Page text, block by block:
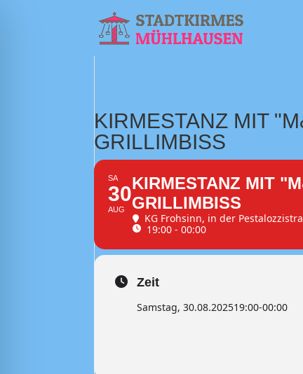
KIRMESTANZ MIT
GRILLIMBISS
SA
30
AUG
KIRMESTANZ MIT
GRILLIMBISS
KG Frohsinn, in der
19:00 - 00:00
Zeit
Samstag, 30.08.202519:00-00:00